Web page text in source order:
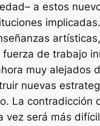
a estos
de trabajo
muy
nuevas
La
será más